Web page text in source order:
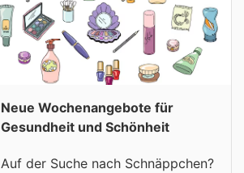
Neue Wochenangebote für
Gesundheit und Schönheit
Auf der Suche nach Schnäppchen?